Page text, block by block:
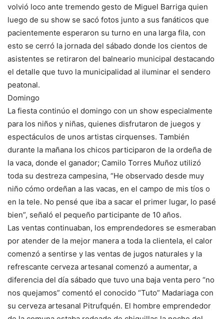
volvió loco ante tremendo gesto de Miguel Barriga quien
luego de su show se sacó fotos junto a sus fanáticos que
pacientemente esperaron su turno en una larga fila, con
esto se cerró la jornada del sábado donde los cientos de
asistentes se retiraron del balneario municipal destacando
el detalle que tuvo la municipalidad al iluminar el sendero
peatonal.
Domingo
La fiesta continúo el domingo con un show especialmente
para los niños y niñas, quienes disfrutaron de juegos y
espectáculos de unos artistas cirquenses. También
durante la mañana los chicos participaron de la ordeña de
la vaca, donde el ganador; Camilo Torres Muñoz utilizó
toda su destreza campesina, “He observado desde muy
niño cómo ordeñan a las vacas, en el campo de mis tíos o
en la tele. No pensé que iba a sacar el primer lugar, lo pasé
bien”, señaló el pequeño participante de 10 años.
Las ventas continuaban, los emprendedores se esmeraban
por atender de la mejor manera a toda la clientela, el calor
comenzó a sentirse y las ventas de jugos naturales y la
refrescante cerveza artesanal comenzó a aumentar, a
diferencia del día sábado que tuvo una baja venta pero “no
nos quejamos” comentó el conocido “Tuto” Madariaga con
su cerveza artesanal Pitrufquén. El hombre emprendedor